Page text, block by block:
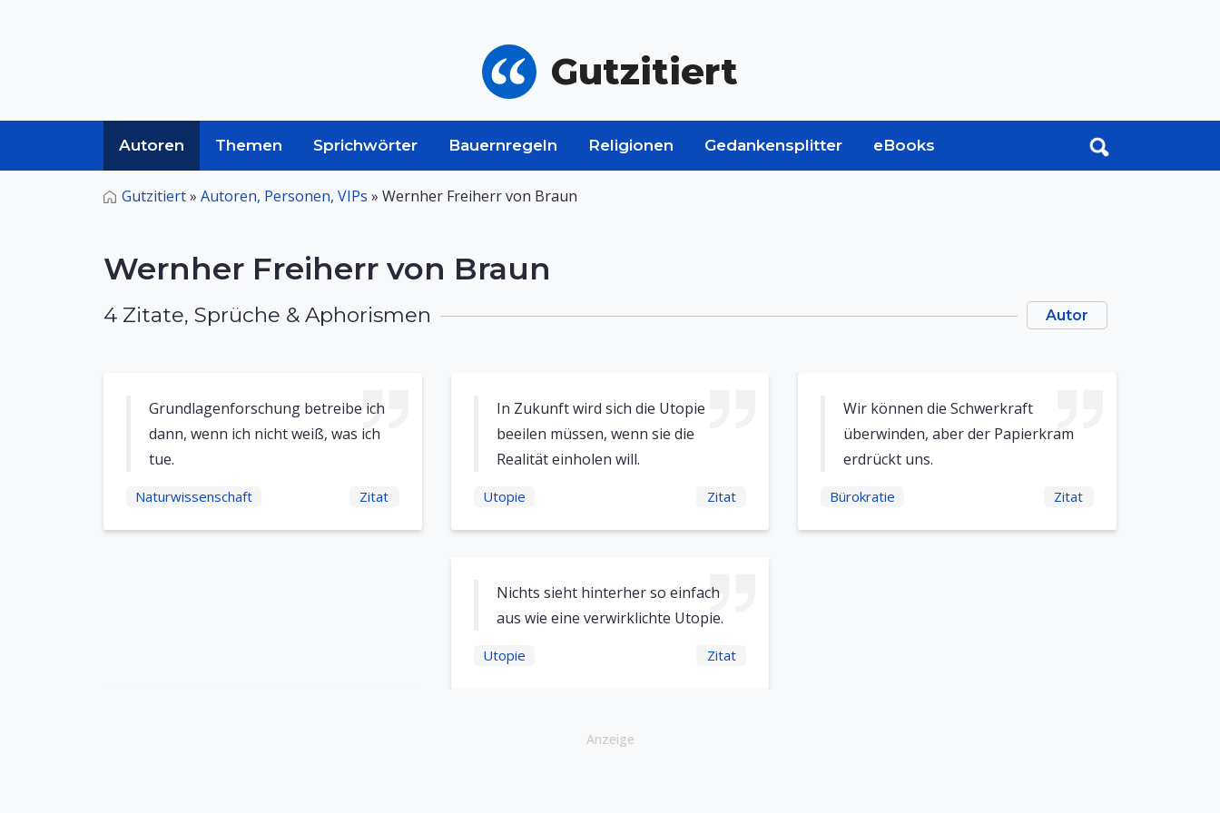
Gutzitiert
Autoren Themen Sprichwörter Bauernregeln Religionen Gedankensplitter eBooks
Gutzitiert» Autoren, Personen, VIPs » Wernher Freiherr von Braun
Wernher Freiherr von Braun
4 Zitate, Sprüche & Aphorismen Autor
Grundlagenforschung betreibe ich
dann, wenn ich nicht weiß, was ich
tue.
Naturwissenschaft Zitat
In Zukunft wird sich die Utopie
beeilen müssen, wenn sie die
Realität einholen will.
Utopie Zitat
Nichts sieht hinterher so einfach
aus wie eine verwirklichte Utopie.
Utopie Zitat
Wir können die Schwerkraft
überwinden, aber der Papierkram
erdrückt uns.
Bürokratie Zitat
Anzeige